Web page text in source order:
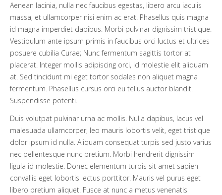
Aenean lacinia, nulla nec faucibus egestas, libero arcu iaculis
massa, et ullamcorper nisi enim ac erat. Phasellus quis magna
id magna imperdiet dapibus. Morbi pulvinar dignissim tristique.
Vestibulum ante ipsum primis in faucibus orci luctus et ultrices
posuere cubilia Curae; Nunc fermentum sagittis tortor at
placerat. Integer mollis adipiscing orci, id molestie elit aliquam
at. Sed tincidunt mi eget tortor sodales non aliquet magna
fermentum. Phasellus cursus orci eu tellus auctor blandit.
Suspendisse potenti.
Duis volutpat pulvinar urna ac mollis. Nulla dapibus, lacus vel
malesuada ullamcorper, leo mauris lobortis velit, eget tristique
dolor ipsum id nulla. Aliquam consequat turpis sed justo varius
nec pellentesque nunc pretium. Morbi hendrerit dignissim
ligula id molestie. Donec elementum turpis sit amet sapien
convallis eget lobortis lectus porttitor. Mauris vel purus eget
libero pretium aliquet. Fusce at nunc a metus venenatis